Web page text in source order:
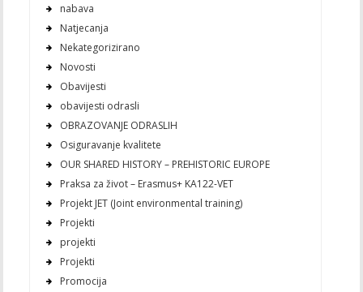
nabava
Natjecanja
Nekategorizirano
Novosti
Obavijesti
obavijesti odrasli
OBRAZOVANJE ODRASLIH
Osiguravanje kvalitete
OUR SHARED HISTORY – PREHISTORIC EUROPE
Praksa za život – Erasmus+ KA122-VET
Projekt JET (Joint environmental training)
Projekti
projekti
Projekti
Promocija